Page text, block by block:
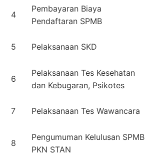
4
Pembayaran Biaya
Pendaftaran SPMB
5 Pelaksanaan SKD
6
Pelaksanaan Tes Kesehatan
dan Kebugaran, Psikotes
7 Pelaksanaan Tes Wawancara
8
Pengumuman Kelulusan SPMB
PKN STAN